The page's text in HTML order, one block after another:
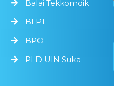
Balai Tekkomdik
BLPT
BPO
PLD UIN Suka